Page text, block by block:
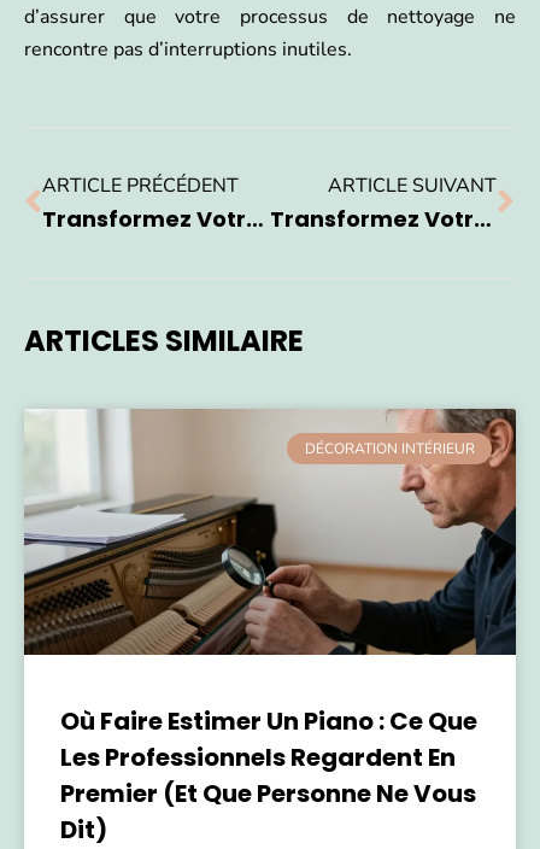
d’assurer que votre processus de nettoyage ne
rencontre pas d’interruptions inutiles.
ARTICLE PRÉCÉDENT
Transformez Votre Intérieur En Cocon : Astuces Pour Une Maison Cosy Surprenante
ARTICLE SUIVANT
Transformez Votre Terrasse En Oasis De Sérénité Avec Ces Idées Surprenantes
ARTICLES SIMILAIRE
DÉCORATION INTÉRIEUR
Où Faire Estimer Un Piano : Ce Que
Les Professionnels Regardent En
Premier (et Que Personne Ne Vous
Dit)